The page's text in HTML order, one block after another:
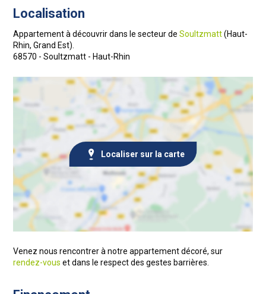
Localisation
Appartement à découvrir dans le secteur de Soultzmatt(Haut-
Rhin, Grand Est).
68570 - Soultzmatt - Haut-Rhin
Localiser sur la carte
Venez nous rencontrer à notre appartement décoré, sur
rendez-vous et dans le respect des gestes barrières.